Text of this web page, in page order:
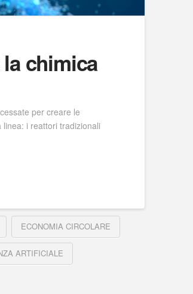
chimica
per creare le
i reattori tradizionali
ECONOMIA CIRCOLARE
ARTIFICIALE